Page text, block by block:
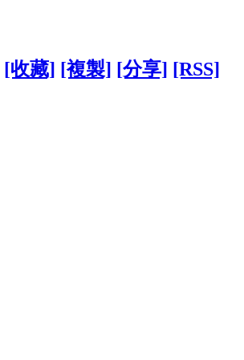
[收藏] [複製] [分享] [RSS]